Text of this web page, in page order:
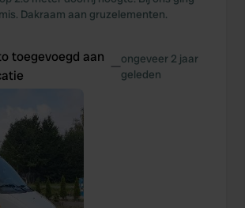
Dakraam aan gruzelementen.
toegevoegd aan
—ongeveer 2 jaar
geleden